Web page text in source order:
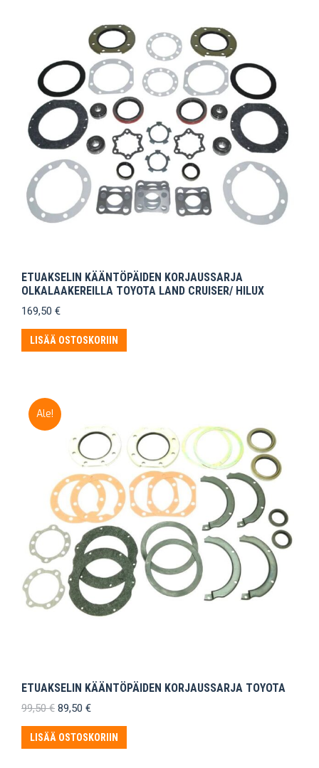
ETUAKSELIN KÄÄNTÖPÄIDEN KORJAUSSARJA
OLKALAAKEREILLA TOYOTA LAND CRUISER/ HILUX
169,50 €
LISÄÄ OSTOSKORIIN
Ale!
ETUAKSELIN KÄÄNTÖPÄIDEN KORJAUSSARJA TOYOTA
99,50€ Alkuperäinen
oli:
99,50 €.
89,50 €Nykyinen
on:
89,50 €.
LISÄÄ OSTOSKORIIN